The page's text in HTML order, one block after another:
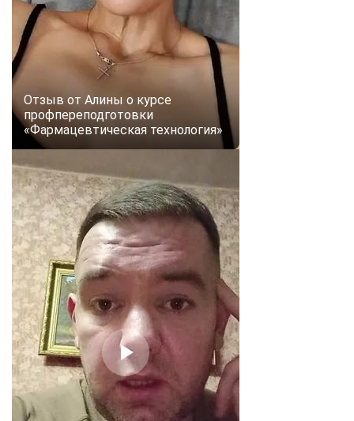
Отзыв от Алины о курсе
профпереподготовки
«Фармацевтическая технология»
ChatApp
online
Мессенджеры
Свяжитесь с нами через любой удобный мессенджер!
Telegram WhatsApp
Vkontakte EMail